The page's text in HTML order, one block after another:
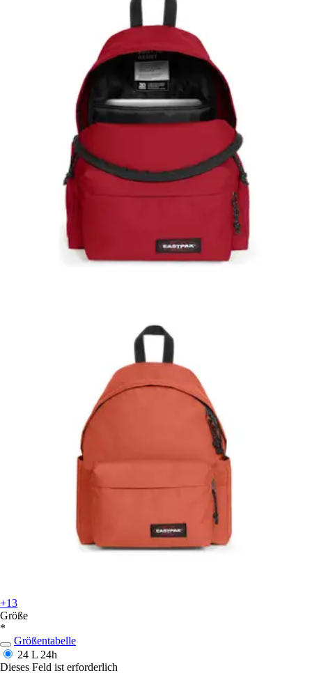
+13
Größe
*
Größentabelle
24 L 24h
Dieses Feld ist erforderlich